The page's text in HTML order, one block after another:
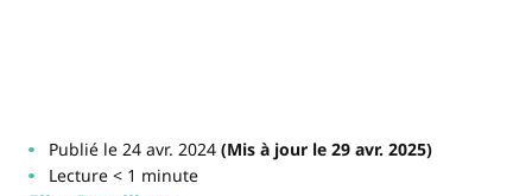
Publié le 24 avr. 2024(Mis à jour le 29 avr. 2025)
Lecture < 1 minute